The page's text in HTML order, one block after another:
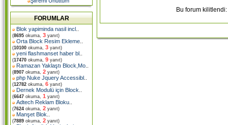
FORUMLAR
Blok yapiminda nasil incl
(8695 okuma, 3 yanıt)
Orta Block Resim Ekleme
(10100 okuma, 3 yanıt)
yeni flashmanset haber bl
(17470 okuma, 9 yanıt)
Ramazan Yaklaştı Block,Mo
(8907 okuma, 2 yanıt)
php Nuke Jquery Accessibl
(12782 okuma, 6 yanıt)
Dernek Modulü için Block
(6647 okuma, 1 yanıt)
Adtech Reklam Bloku
(7624 okuma, 2 yanıt)
Manşet Blok
(7889 okuma, 2 yanıt)
Bu forum